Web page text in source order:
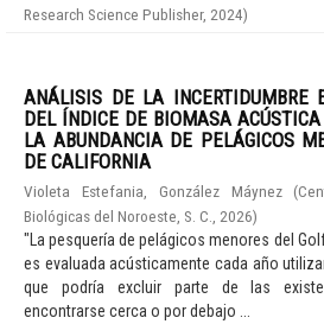
Research Science Publisher, 2024)
ANÁLISIS DE LA INCERTIDUMBRE
DEL ÍNDICE DE BIOMASA
LA ABUNDANCIA DE PELÁGICOS
DE CALIFORNIA
Violeta Estefania, González Máynez (
Biológicas del Noroeste, S. C.
2026)
"La pesquería de pelágicos menores del
es evaluada acústicamente cada año
que podría excluir parte de las
encontrarse cerca o por debajo ...